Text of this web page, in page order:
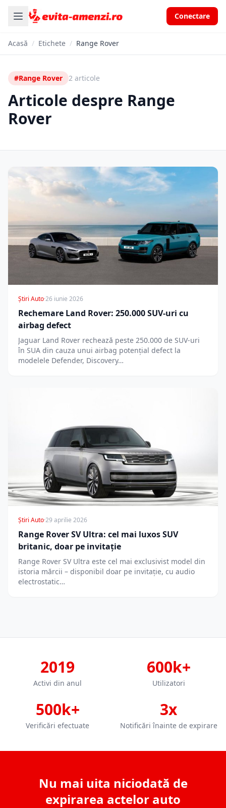
Conectare
Acasă / Etichete / Range Rover
#Range Rover 2 articole
Articole despre Range
Rover
Știri Auto·26 iunie 2026
Rechemare Land Rover: 250.000 SUV-uri cu
airbag defect
Jaguar Land Rover rechează peste 250.000 de SUV-uri
în SUA din cauza unui airbag potențial defect la
modelele Defender, Discovery…
Știri Auto·29 aprilie 2026
Range Rover SV Ultra: cel mai luxos SUV
britanic, doar pe invitație
Range Rover SV Ultra este cel mai exclusivist model din
istoria mărcii – disponibil doar pe invitație, cu audio
electrostatic…
2019
Activi din anul
600k+
Utilizatori
500k+
Verificări efectuate
3x
Notificări înainte de expirare
Nu mai uita niciodată de
expirarea actelor auto